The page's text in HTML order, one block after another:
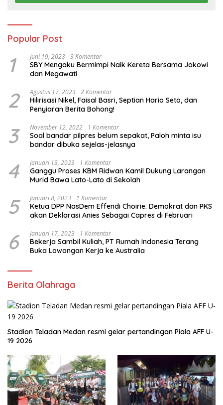
Popular Post
1 Juni 19, 2023 3 Komentar
SBY Mengaku Bermimpi Naik Kereta Bersama Jokowi
dan Megawati
2 Agustus 17, 2023 2 Komentar
Hilirisasi Nikel, Faisal Basri, Septian Hario Seto, dan
Penyiaran Berita Bohong!
3 November 12, 2022 1 Komentar
Soal bandar pilpres belum sepakat, Paloh minta isu
bandar dibuka sejelas-jelasnya
4 Januari 13, 2023 1 Komentar
Ganggu Proses KBM Ridwan Kamil Dukung Larangan
Murid Bawa Lato-Lato di Sekolah
5 Januari 8, 2023 1 Komentar
Ketua DPP NasDem Effendi Choirie: Demokrat dan PKS
akan Deklarasi Anies Sebagai Capres di Februari
6 Januari 17, 2023 1 Komentar
Bekerja Sambil Kuliah, PT Rumah Indonesia Terang
Buka Lowongan Kerja ke Australia
Berita Olahraga
Stadion Teladan Medan resmi gelar pertandingan Piala AFF U-
19 2026